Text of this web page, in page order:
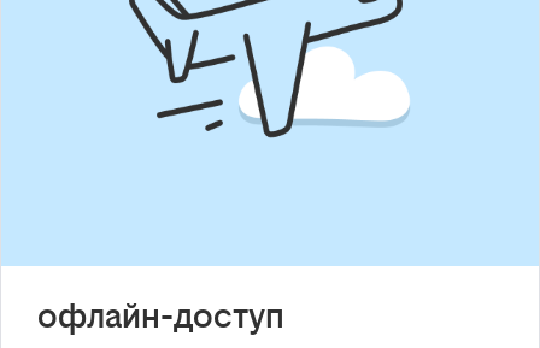
офлайн-доступ